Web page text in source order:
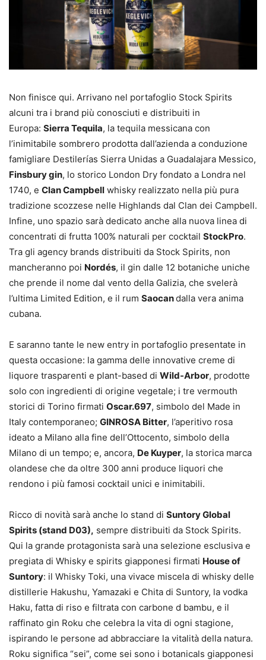
Non finisce qui. Arrivano nel portafoglio Stock Spirits
alcuni tra i brand più conosciuti e distribuiti in
Europa: Sierra Tequila, la tequila messicana con
l’inimitabile sombrero prodotta dall’azienda a conduzione
famigliare Destilerías Sierra Unidas a Guadalajara Messico,
Finsbury gin, lo storico London Dry fondato a Londra nel
1740, e Clan Campbell whisky realizzato nella più pura
tradizione scozzese nelle Highlands dal Clan dei Campbell.
Infine, uno spazio sarà dedicato anche alla nuova linea di
concentrati di frutta 100% naturali per cocktail StockPro.
Tra gli agency brands distribuiti da Stock Spirits, non
mancheranno poi Nordés, il gin dalle 12 botaniche uniche
che prende il nome dal vento della Galizia, che svelerà
l’ultima Limited Edition, e il rum Saocandalla vera anima
cubana.
E saranno tante le new entry in portafoglio presentate in
questa occasione: la gamma delle innovative creme di
liquore trasparenti e plant-based di Wild-Arbor, prodotte
solo con ingredienti di origine vegetale; i tre vermouth
storici di Torino firmati Oscar.697, simbolo del Made in
Italy contemporaneo; GINROSA Bitter, l’aperitivo rosa
ideato a Milano alla fine dell’Ottocento, simbolo della
Milano di un tempo; e, ancora, De Kuyper, la storica marca
olandese che da oltre 300 anni produce liquori che
rendono i più famosi cocktail unici e inimitabili.
Ricco di novità sarà anche lo stand di Suntory Global
Spirits (stand D03), sempre distribuiti da Stock Spirits.
Qui la grande protagonista sarà una selezione esclusiva e
pregiata di Whisky e spirits giapponesi firmati House of
Suntory: il Whisky Toki, una vivace miscela di whisky delle
distillerie Hakushu, Yamazaki e Chita di Suntory, la vodka
Haku, fatta di riso e filtrata con carbone d bambu, e il
raffinato gin Roku che celebra la vita di ogni stagione,
ispirando le persone ad abbracciare la vitalità della natura.
Roku significa “sei”, come sei sono i botanicals giapponesi